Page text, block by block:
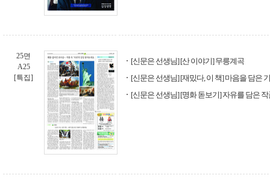
25면
A25
[특집]
[신문은 선생님] [산 이야기] 무릉계곡
[신문은 선생님] [재밌다, 이 책] 마음을 담은
[신문은 선생님] [명화 돋보기] 자유를 담은 작